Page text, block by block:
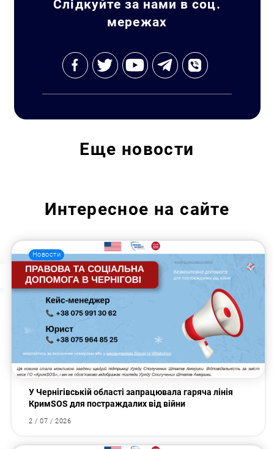
Слідкуйте за нами в соц.
мережах
Еще новости
Интересное на сайте
Новости
У Чернігівській області запрацювала гаряча лінія
КримSOS для постраждалих від війни
2 / 07 / 2026